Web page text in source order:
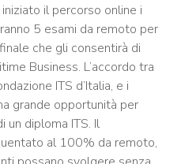
il percorso online i
5 esami da remoto per
che gli consentirà di
Business. L’accordo tra
ITS d’Italia, e i
grande opportunità per
diploma ITS. Il
al 100% da remoto,